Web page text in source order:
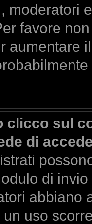
moderatori
favore
aumentare
clicco sul
di
di
abbiano
uso